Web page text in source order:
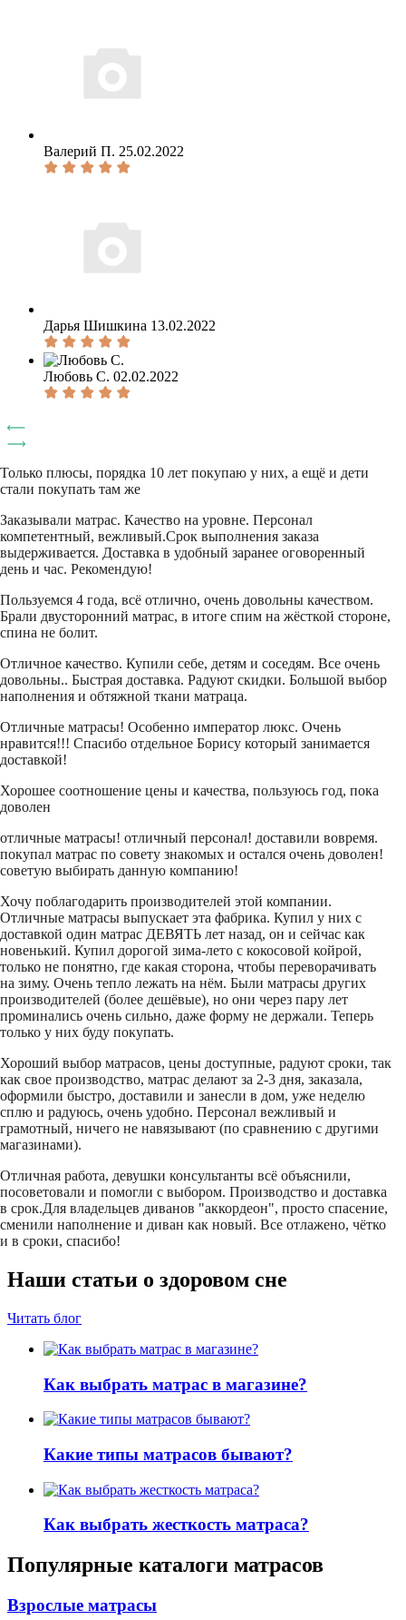
Валерий П. 25.02.2022
Дарья Шишкина 13.02.2022
Любовь С. 02.02.2022
Только плюсы, порядка 10 лет покупаю у них, а ещё и дети
стали покупать там же
Заказывали матрас. Качество на уровне. Персонал
компетентный, вежливый.Срок выполнения заказа
выдерживается. Доставка в удобный заранее оговоренный
день и час. Рекомендую!
Пользуемся 4 года, всё отлично, очень довольны качеством.
Брали двусторонний матрас, в итоге спим на жёсткой стороне,
спина не болит.
Отличное качество. Купили себе, детям и соседям. Все очень
довольны.. Быстрая доставка. Радуют скидки. Большой выбор
наполнения и обтяжной ткани матраца.
Отличные матрасы! Особенно император люкс. Очень
нравится!!! Спасибо отдельное Борису который занимается
доставкой!
Хорошее соотношение цены и качества, пользуюсь год, пока
доволен
отличные матрасы! отличный персонал! доставили вовремя.
покупал матрас по совету знакомых и остался очень доволен!
советую выбирать данную компанию!
Хочу поблагодарить производителей этой компании.
Отличные матрасы выпускает эта фабрика. Купил у них с
доставкой один матрас ДЕВЯТЬ лет назад, он и сейчас как
новенький. Купил дорогой зима-лето с кокосовой койрой,
только не понятно, где какая сторона, чтобы переворачивать
на зиму. Очень тепло лежать на нём. Были матрасы других
производителей (более дешёвые), но они через пару лет
проминались очень сильно, даже форму не держали. Теперь
только у них буду покупать.
Хороший выбор матрасов, цены доступные, радуют сроки, так
как свое производство, матрас делают за 2-3 дня, заказала,
оформили быстро, доставили и занесли в дом, уже неделю
сплю и радуюсь, очень удобно. Персонал вежливый и
грамотный, ничего не навязывают (по сравнению с другими
магазинами).
Отличная работа, девушки консультанты всё объяснили,
посоветовали и помогли с выбором. Производство и доставка
в срок.Для владельцев диванов "аккордеон", просто спасение,
сменили наполнение и диван как новый. Все отлажено, чётко
и в сроки, спасибо!
Наши статьи о здоровом сне
Читать блог
Как выбрать матрас в магазине?
Какие типы матрасов бывают?
Как выбрать жесткость матраса?
Популярные каталоги матрасов
Взрослые матрасы